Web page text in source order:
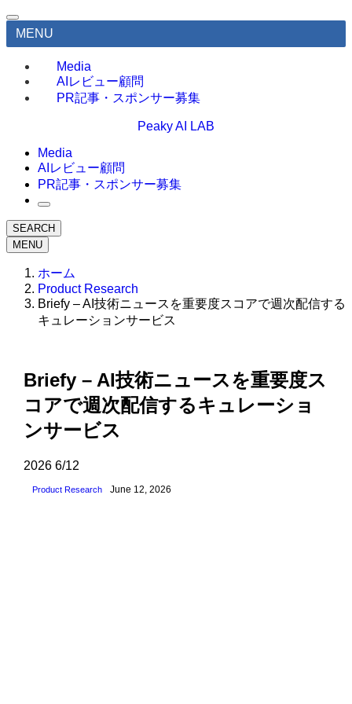
MENU
Media
AIレビュー顧問
PR記事・スポンサー募集
Peaky AI LAB
Media
AIレビュー顧問
PR記事・スポンサー募集
SEARCH
MENU
ホーム
Product Research
Briefy – AI技術ニュースを重要度スコアで週次配信する
キュレーションサービス
Briefy – AI技術ニュースを重要度ス
コアで週次配信するキュレーショ
ンサービス
2026 6/12
Product Research June 12, 2026